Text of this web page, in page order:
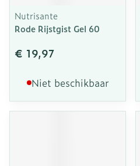
Nutrisante
Rode Rijstgist Gel 60
€ 19,97
Niet beschikbaar